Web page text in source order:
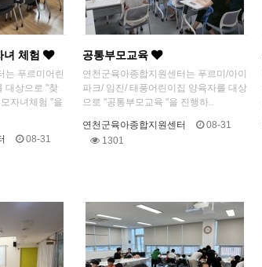
녀 체험
는 푸르미어린
대상으로 "찾
자녀체험 "을
08-31
공통부모교육
연천군육아종합지원센터는 푸르미/아이
파크/ 임진/ 태풍어린이집 양육자를 대상
으로 "공통부모교육 "을 진행하..
연천군육아종합지원센터
08-31
1301